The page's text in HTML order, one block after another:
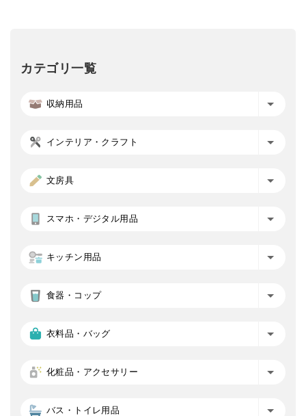
カテゴリ一覧
収納用品
インテリア・クラフト
文房具
スマホ・デジタル用品
キッチン用品
食器・コップ
衣料品・バッグ
化粧品・アクセサリー
バス・トイレ用品